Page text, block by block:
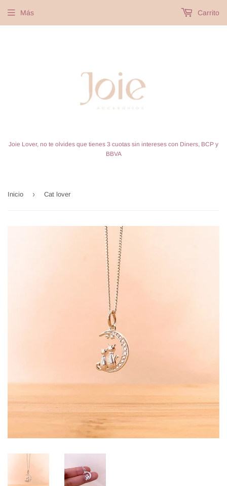
Joie Lover, no te olvides que tienes 3 cuotas sin intereses con Diners, BCP y
BBVA
Más Carrito
Inicio › Cat lover